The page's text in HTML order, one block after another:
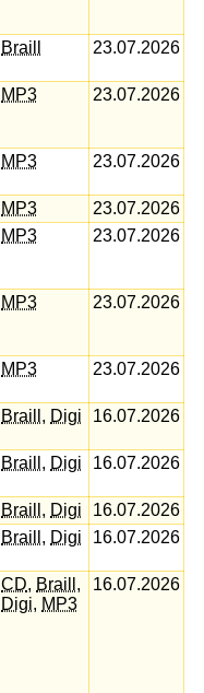
Braill 23.07.2026
MP3 23.07.2026
MP3 23.07.2026
MP3
23.07.2026
MP3 23.07.2026
MP3 23.07.2026
MP3 23.07.2026
Braill , Digi 16.07.2026
Braill , Digi 16.07.2026
Braill , Digi
16.07.2026
Braill , Digi 16.07.2026
CD, Braill ,
Digi, MP3
16.07.2026